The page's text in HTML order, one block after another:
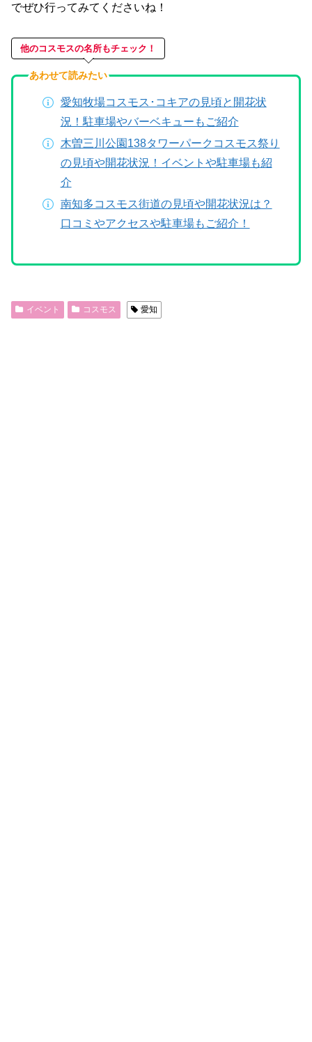
でぜひ行ってみてくださいね！
他のコスモスの名所もチェック！
あわせて読みたい
愛知牧場コスモス･コキアの見頃と開花状
況！駐車場やバーベキューもご紹介
木曽三川公園138タワーパークコスモス祭り
の見頃や開花状況！イベントや駐車場も紹
介
南知多コスモス街道の見頃や開花状況は？
口コミやアクセスや駐車場もご紹介！
イベント コスモス 愛知